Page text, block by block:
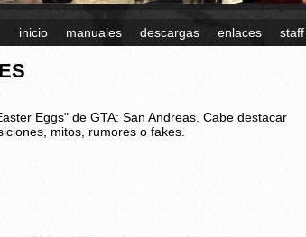
inicio manuales descargas enlaces staff
Eggs" de GTA: San Andreas. Cabe destacar
mitos, rumores o fakes.